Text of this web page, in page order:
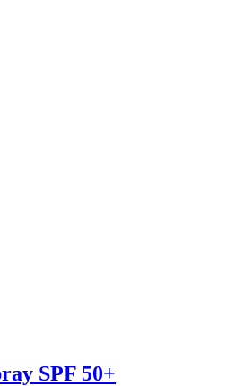
SPF 50+